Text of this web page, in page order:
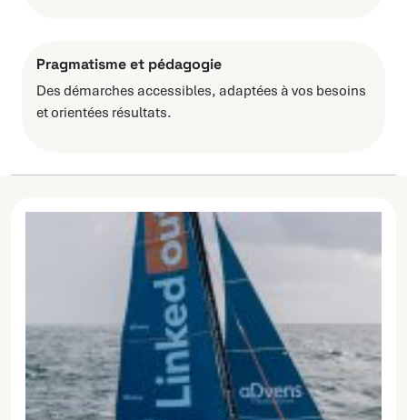
Pragmatisme et pédagogie
Des démarches accessibles, adaptées à vos besoins
et orientées résultats.